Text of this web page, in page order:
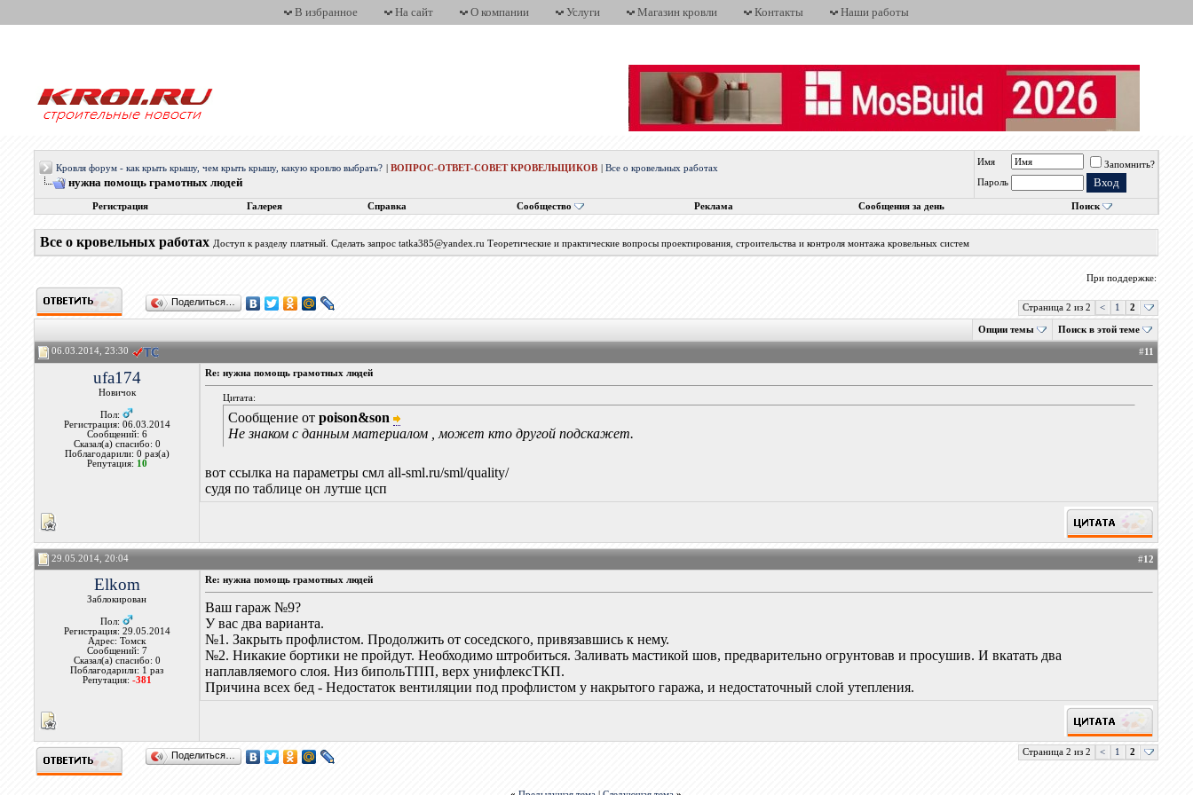
В избранное На сайт О компании Услуги Магазин кровли Контакты Наши работы
Кровля форум - как крыть крышу, чем крыть крышу, какую кровлю выбрать? |ВОПРОС-ОТВЕТ-СОВЕТ КРОВЕЛЬЩИКОВ |Все о кровельных работах
нужна помощь грамотных людей
Имя
Запомнить?
Пароль
Регистрация Галерея Справка Сообщество Реклама Сообщения за день Поиск
Все о кровельных работах Доступ к разделу платный. Сделать запрос tatka385@yandex.ru Теоретические и практические вопросы проектирования, строительства и контроля монтажа кровельных систем
При поддержке:
Поделиться…
Страница 2 из 2 < 1 2
Опции темы Поиск в этой теме
06.03.2014, 23:30 #11
ufa174
Новичок
Пол:
Регистрация: 06.03.2014
Сообщений: 6
Сказал(а) спасибо: 0
Поблагодарили: 0 раз(а)
Репутация: 10
Re: нужна помощь грамотных людей
Цитата:
Сообщение отpoison&son
Не знаком с данным материалом , может кто другой подскажет.
вот ссылка на параметры смл all-sml.ru/sml/quality/
судя по таблице он лутше цсп
29.05.2014, 20:04 #12
Elkom
Заблокирован
Пол:
Регистрация: 29.05.2014
Адрес: Томск
Сообщений: 7
Сказал(а) спасибо: 0
Поблагодарили: 1 раз
Репутация: -381
Re: нужна помощь грамотных людей
Ваш гараж №9?
У вас два варианта.
№1. Закрыть профлистом. Продолжить от соседского, привязавшись к нему.
№2. Никакие бортики не пройдут. Необходимо штробиться. Заливать мастикой шов, предварительно огрунтовав и просушив. И вкатать два
наплавляемого слоя. Низ бипольТПП, верх унифлексТКП.
Причина всех бед - Недостаток вентиляции под профлистом у накрытого гаража, и недостаточный слой утепления.
Поделиться… Страница 2 из 2 < 1 2